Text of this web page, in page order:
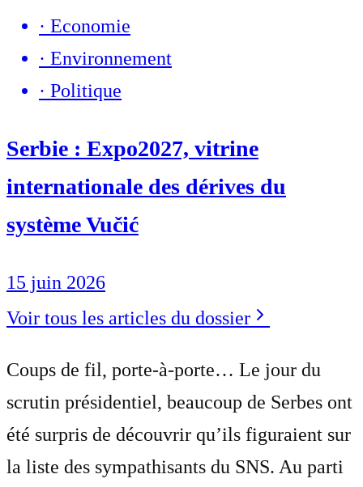
· Economie
· Environnement
· Politique
Serbie : Expo2027, vitrine
internationale des dérives du
système Vučić
15 juin 2026
Voir tous les articles du dossier
Coups de fil, porte-à-porte… Le jour du
scrutin présidentiel, beaucoup de Serbes ont
été surpris de découvrir qu’ils figuraient sur
la liste des sympathisants du SNS. Au parti